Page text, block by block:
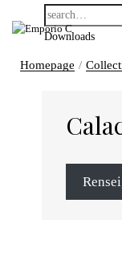
Downloads
Homepage